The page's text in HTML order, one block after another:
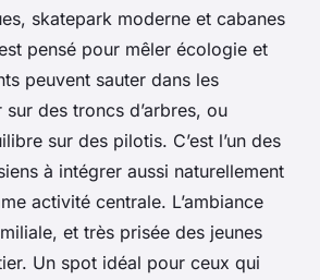
skatepark moderne et cabanes
pensé pour mêler écologie et
peuvent sauter dans les
des troncs d’arbres, ou
sur des pilotis. C’est l’un des
à intégrer aussi naturellement
activité centrale. L’ambiance
et très prisée des jeunes
Un spot idéal pour ceux qui